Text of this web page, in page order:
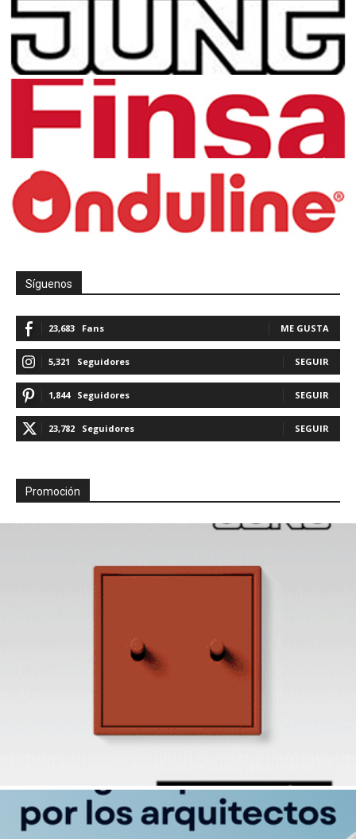
Síguenos
23,683 Fans ME GUSTA
5,321 Seguidores SEGUIR
1,844 Seguidores SEGUIR
23,782 Seguidores SEGUIR
Promoción